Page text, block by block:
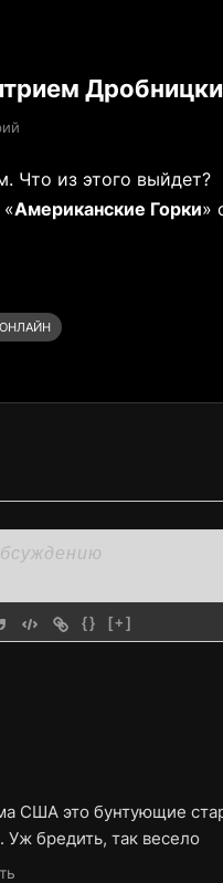
Что из этого выйдет?
«Американские Горки»
{} [+]
США это бунтующие
бредить, так весело